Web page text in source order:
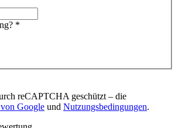
*
reCAPTCHA geschützt – die
Google und Nutzungsbedingungen.